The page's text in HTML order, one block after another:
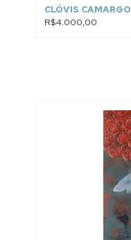
CLÓVIS CAMARGO
R$4.000,00